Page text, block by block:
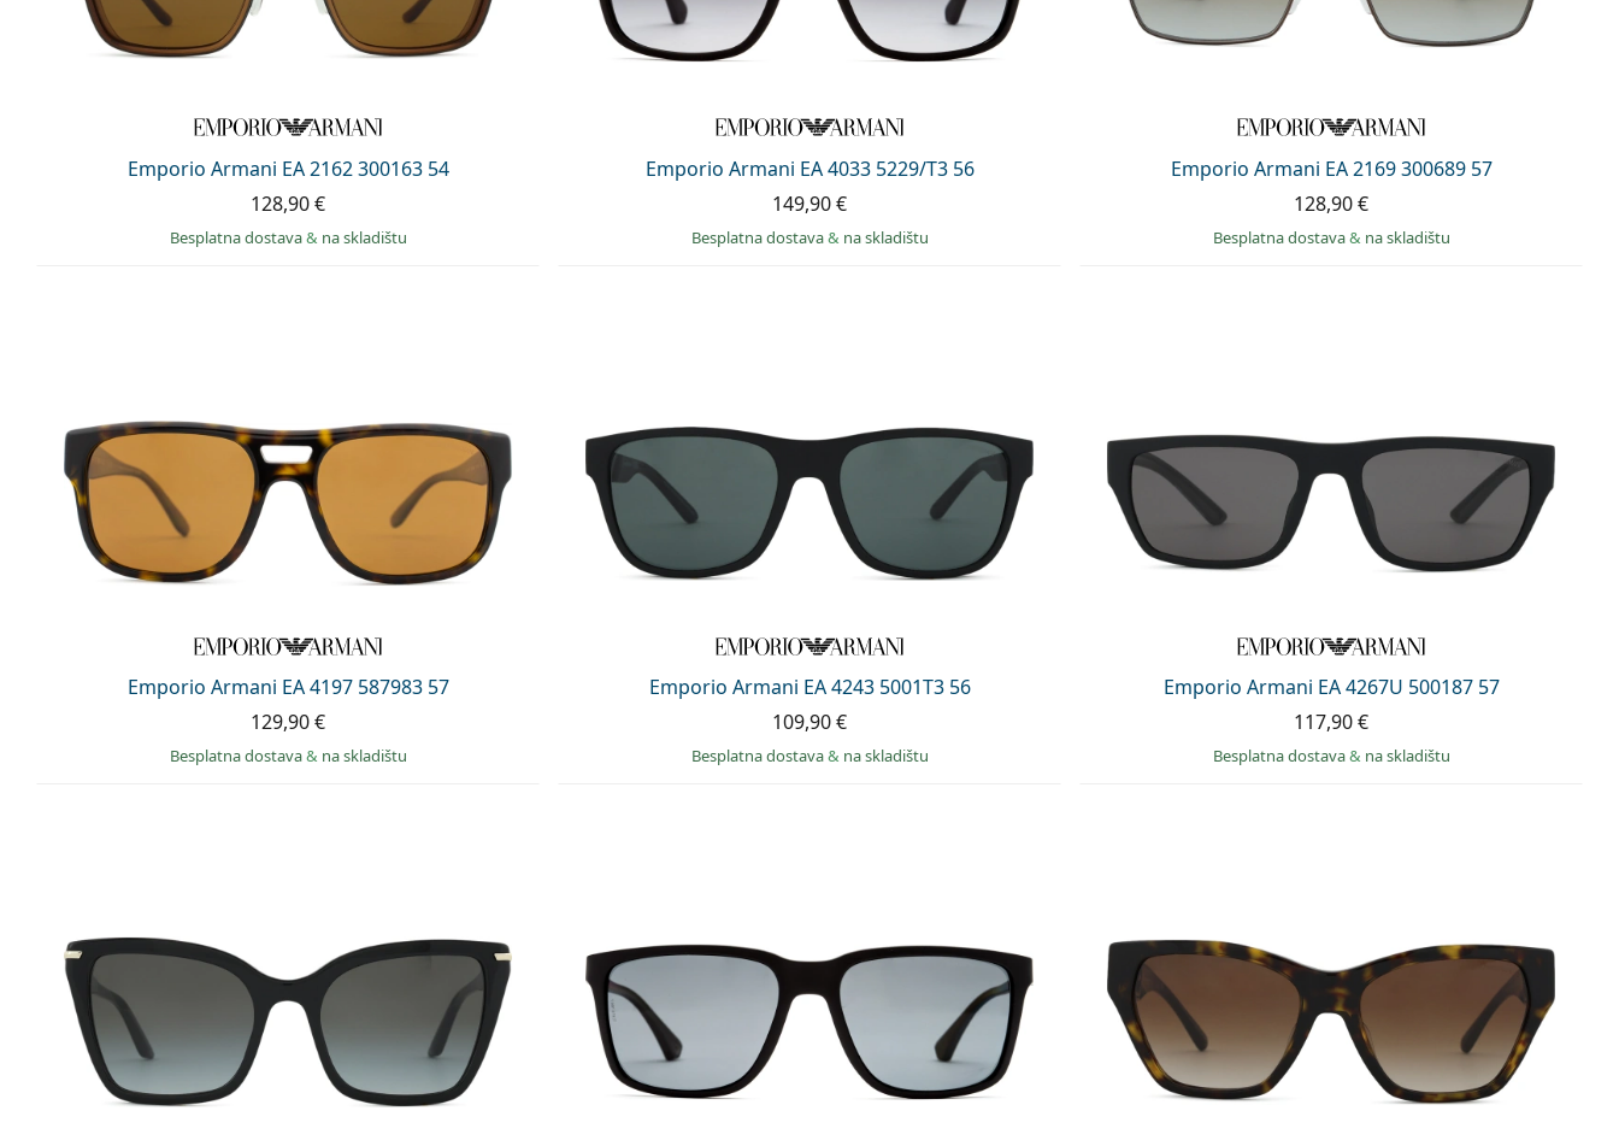
Emporio Armani EA 2162 300163 54
128,90 €
Besplatna dostava& na skladištu
Emporio Armani EA 4033 5229/T3 56
149,90 €
Besplatna dostava& na skladištu
Emporio Armani EA 2169 300689 57
128,90 €
Besplatna dostava& na skladištu
Emporio Armani EA 4197 587983 57
129,90 €
Besplatna dostava& na skladištu
Emporio Armani EA 4243 5001T3 56
109,90 €
Besplatna dostava& na skladištu
Emporio Armani EA 4267U 500187 57
117,90 €
Besplatna dostava& na skladištu